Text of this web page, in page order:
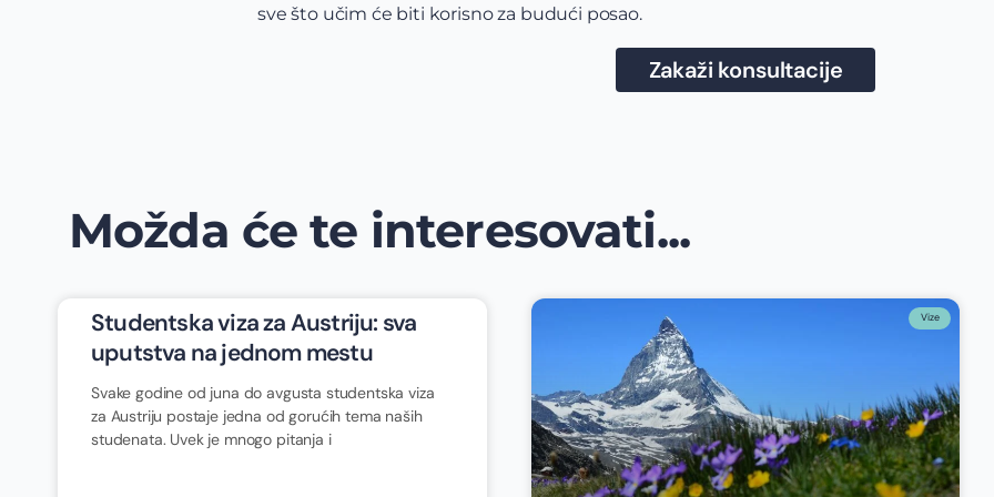
sve što učim će biti korisno za budući posao.
Zakaži konsultacije
Možda će te interesovati...
Studentska viza za Austriju: sva
uputstva na jednom mestu
Svake godine od juna do avgusta studentska viza
za Austriju postaje jedna od gorućih tema naših
studenata. Uvek je mnogo pitanja i
Vize